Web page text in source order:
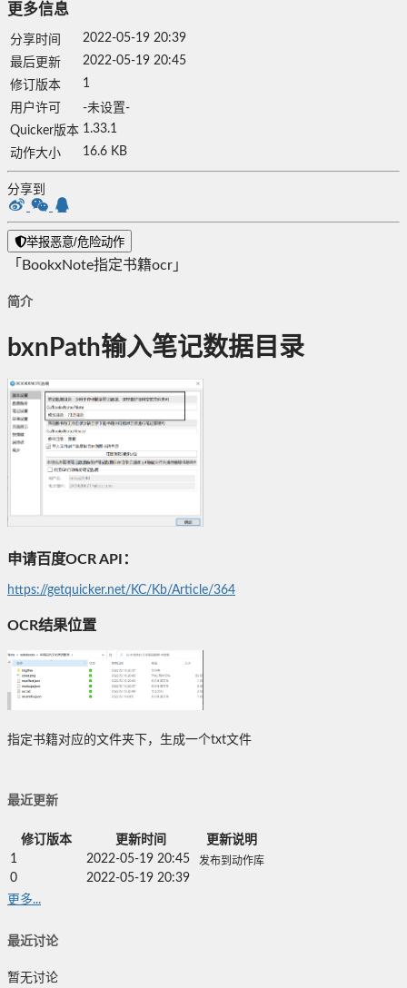
更多信息
分享时间
2022-05-19 20:39
最后更新
2022-05-19 20:45
修订版本
1
用户许可
-未设置-
Quicker版本 1.33.1
动作大小
16.6 KB
分享到
举报恶意/危险动作
「BookxNote指定书籍ocr」
简介
bxnPath输入笔记数据目录
申请百度OCR API：
https://getquicker.net/KC/Kb/Article/364
OCR结果位置
指定书籍对应的文件夹下，生成一个txt文件
最近更新
修订版本 更新时间
更新说明
1
2022-05-19 20:45 发布到动作库
0
2022-05-19 20:39
更多...
最近讨论
暂无讨论